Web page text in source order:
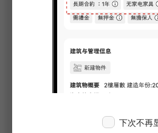
换钥匙费用 33,000日元
初期费用估价。
¥715,600
※）根据每月第一天
Rib Club 2,200 日
险 800 日元（每月